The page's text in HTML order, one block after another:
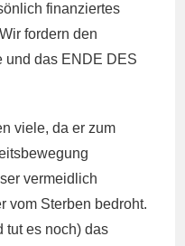
finanziertes
fordern den
und das ENDE DES
viele, da er zum
vermeidlich
vom Sterben bedroht.
tut es noch) das